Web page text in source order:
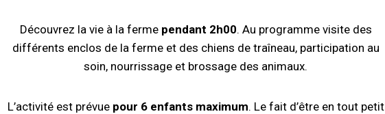
Découvrez la vie à la ferme pendant 2h00. Au programme visite des
différents enclos de la ferme et des chiens de traîneau, participation au
soin, nourrissage et brossage des animaux.
L’activité est prévue pour 6 enfants maximum. Le fait d’être en tout petit